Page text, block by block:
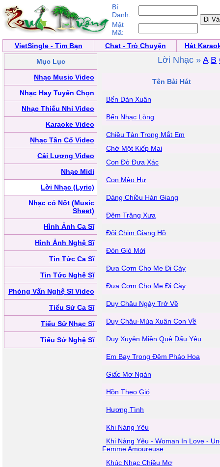
Bí
Danh:
Mật
Mã:
VietSingle - Tìm Bạn
Chat - Trò Chuyện
Hát
Mục Lục
Nhạc Music Video
Nhạc Hay Tuyển Chọn
Nhạc Thiếu Nhi Video
Karaoke Video
Nhạc Tân Cổ Video
Cải Lương Video
Nhạc Midi
Lời Nhạc (Lyric)
Nhạc có Nốt (Music
Sheet)
Hình Ảnh Ca Sĩ
Hình Ảnh Nghệ Sĩ
Tin Tức Ca Sĩ
Tin Tức Nghệ Sĩ
Phỏng Vấn Nghệ Sĩ Video
Tiểu Sử Ca Sĩ
Tiểu Sử Nhạc Sĩ
Tiểu Sử Nghệ Sĩ
Lời Nhạc » A B
Tên Bài Hát
Bến Đàn Xuân
Bến Nhạc Lòng
Chiều Tàn Trong Mắt Em
Chờ Một Kiếp Mai
Con Đò Đưa Xác
Con Mèo Hư
Dáng Chiều Hàn Giang
Đêm Trăng Xưa
Đôi Chim Giang Hồ
Đón Gió Mới
Đưa Cơm Cho Me Đi Cày
Đưa Cơm Cho Mẹ Đi Cày
Duy Châu Ngày Trở Về
Duy Châu-Mùa Xuân Con Về
Duy Xuyên Miền Quê Dấu Yêu
Em Bay Trong Đêm Pháo Hoa
Giấc Mơ Ngàn
Hồn Theo Gió
Hương Tình
Khi Nàng Yêu
Khi Nàng Yêu - Woman In Love -
Femme Amoureuse
Khúc Nhạc Chiều Mơ